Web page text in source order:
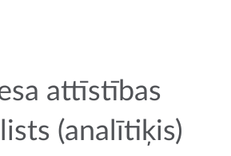
attīstības
(analītiķis)